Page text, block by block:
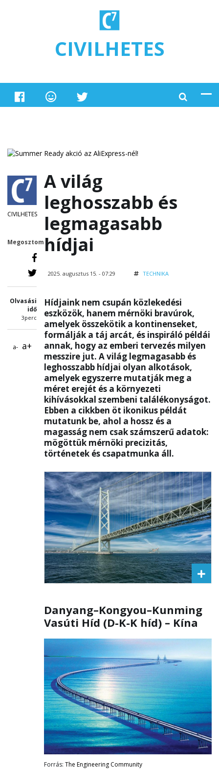
CIVILHETES
CIVILHETES
Megosztom
Olvasási
idő
3perc
a- a+
A világ
leghosszabb és
legmagasabb
hídjai
2025. augusztus 15. - 07:29 TECHNIKA
Hídjaink nem csupán közlekedési
eszközök, hanem mérnöki bravúrok,
amelyek összekötik a kontinenseket,
formálják a táj arcát, és inspiráló példái
annak, hogy az emberi tervezés milyen
messzire jut. A világ legmagasabb és
leghosszabb hídjai olyan alkotások,
amelyek egyszerre mutatják meg a
méret erejét és a környezeti
kihívásokkal szembeni találékonyságot.
Ebben a cikkben öt ikonikus példát
mutatunk be, ahol a hossz és a
magasság nem csak számszerű adatok:
mögöttük mérnöki precizitás,
történetek és csapatmunka áll.
Danyang–Kongyou–Kunming
Vasúti Híd (D-K-K híd) – Kína
Forrás: The Engineering Community